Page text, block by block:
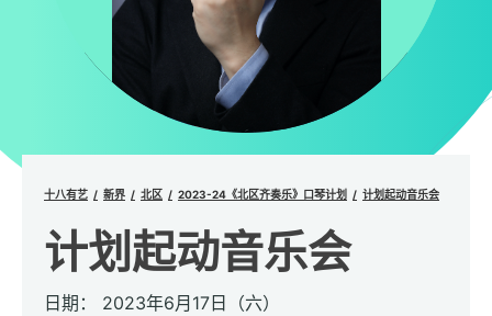
十八有艺 新界 北区 2023-24《北区齐奏乐》口琴计划 计划起动音乐会
计划起动音乐会
日期： 2023年6月17日（六）